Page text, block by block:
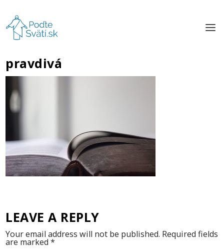
pravdivá
LEAVE A REPLY
Your email address will not be published. Required fields
are marked*